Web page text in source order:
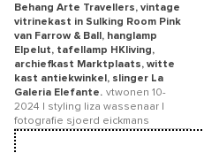
Behang Arte Travellers, vintage
vitrinekast in Sulking Room Pink
van Farrow & Ball, hanglamp
Elpelut, tafellamp HKliving,
archiefkast Marktplaats, witte
kast antiekwinkel, slinger La
Galeria Elefante. vtwonen 10-
2024 | styling liza wassenaar |
fotografie sjoerd eickmans